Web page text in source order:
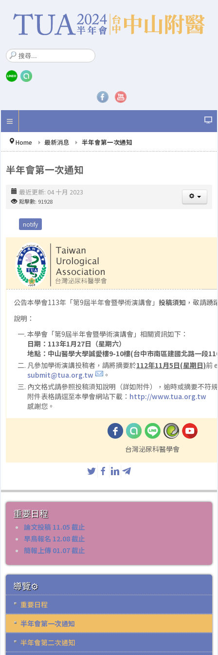
搜
尋
.
.
Home 最新消息 半年會第一次通知
半年會第一次通知
最近更新: 04 十月 2023
點擊數: 91928
notify
公告本學會113年「第9屆半年會暨學術演講會」 投稿須知 ，敬請踴
說明：
本學會「第9屆半年會暨學術演講會」相關資訊如下：
日期：113年1月27日（星期六）
地點： 中山醫學大學誠愛樓9-10樓(台中市南區建國北路一段
凡參加學術演講投稿者，請將摘要於112年11月5日(星期日)前
submit@tua.org.tw
。
內文格式請參照投稿須知說明（詳如附件），逾時或摘要不符
附件表格請逕至本學會網站下載： http://www.tua.org.tw
感謝您。
台灣泌尿科醫學會
重要日程
論文投稿 11.05 截止
早鳥報名 12.08 截止
簡報上傳 01.07 截止
導覽⚙
重要日程
半年會第一次通知
半年會第二次通知